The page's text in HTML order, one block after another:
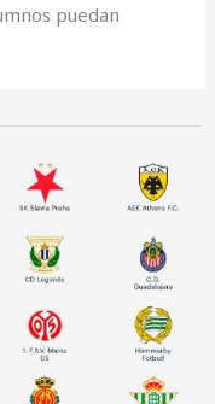
puedan